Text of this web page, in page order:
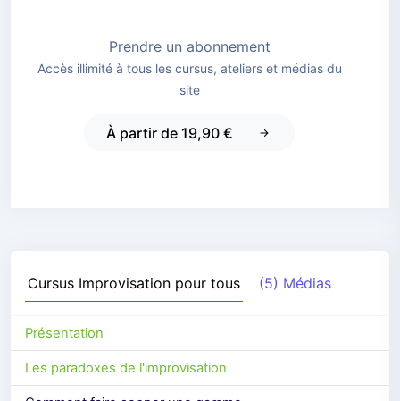
Prendre un abonnement
Accès illimité à tous les cursus, ateliers et médias du
site
À partir de 19,90 €
Cursus Improvisation pour tous (5) Médias
Présentation
Les paradoxes de l'improvisation